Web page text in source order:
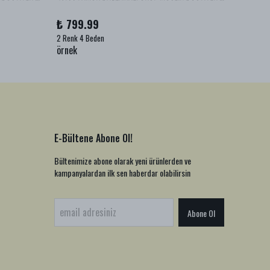
₺ 799.99
2 Renk 4 Beden
örnek
E-Bültene Abone Ol!
Bültenimize abone olarak yeni ürünlerden ve
kampanyalardan ilk sen haberdar olabilirsin
Abone Ol